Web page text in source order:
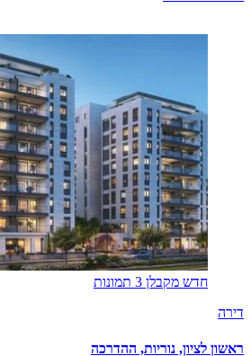
חדש מקבלן 3 תמונות
דירה
ראשון לציון, נוריות, ההדרכה